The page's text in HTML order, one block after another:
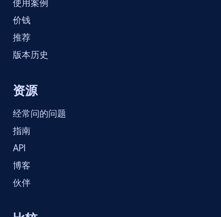
使用案例
价钱
推荐
版本历史
资源
经常问的问题
指南
API
博客
伙伴